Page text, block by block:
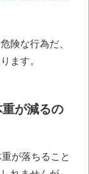
険な行為だ、
ます。
が減るの
が落ちること